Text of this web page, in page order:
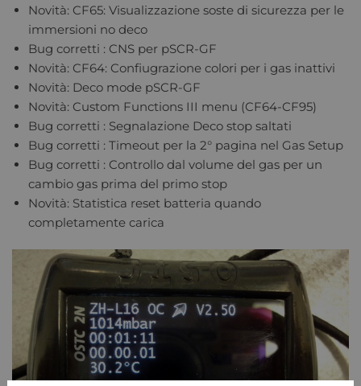
Novità: CF65: Visualizzazione soste di sicurezza per le
immersioni no deco
Bug corretti : CNS per pSCR-GF
Novità: CF64: Confiugrazione colori per i gas inattivi
Novità: Deco mode pSCR-GF
Novità: Custom Functions III menu (CF64-CF95)
Bug corretti : Segnalazione Deco stop saltati
Bug corretti : Timeout per la 2° pagina nel Gas Setup
Bug corretti : Controllo dal volume del gas per un
cambio gas prima del primo stop
Novità: Statistica reset batteria quando
completamente carica